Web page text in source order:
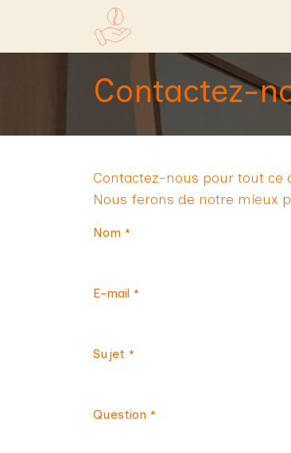
Se rendre au contenu
Contactez-
Contactez-nous pour tout ce
Nous ferons de notre mieux
Nom *
E-mail *
Sujet *
Question *